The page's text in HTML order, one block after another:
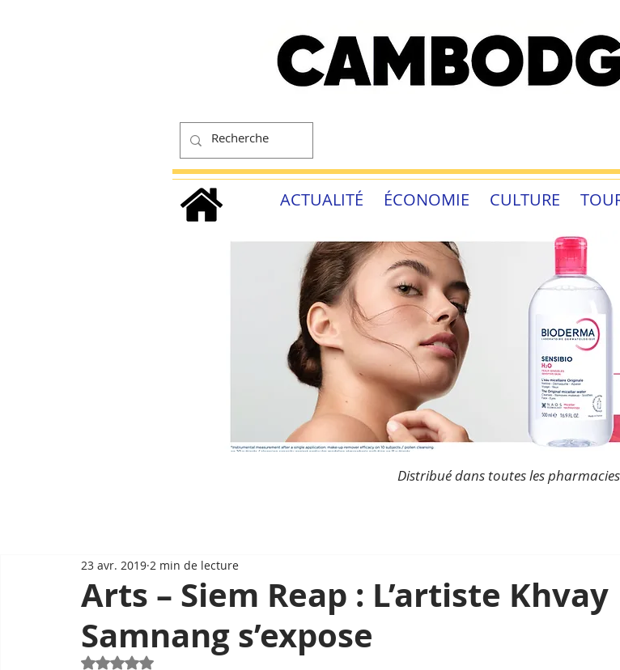
ACTUALITÉ ÉCONOMIE CULTURE
Distribué dans toutes les
Arts – Siem Reap : L’artiste Khvay
Samnang s’expose
23 avr. 2019 2 min de lecture
Noté NaN étoiles sur 5.